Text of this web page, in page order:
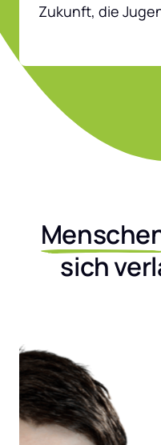
Zukunft, die
sich